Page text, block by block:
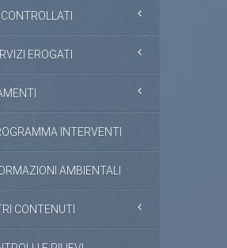
EROGATI
INTERVENTI
AMBIENTALI
CONTENUTI